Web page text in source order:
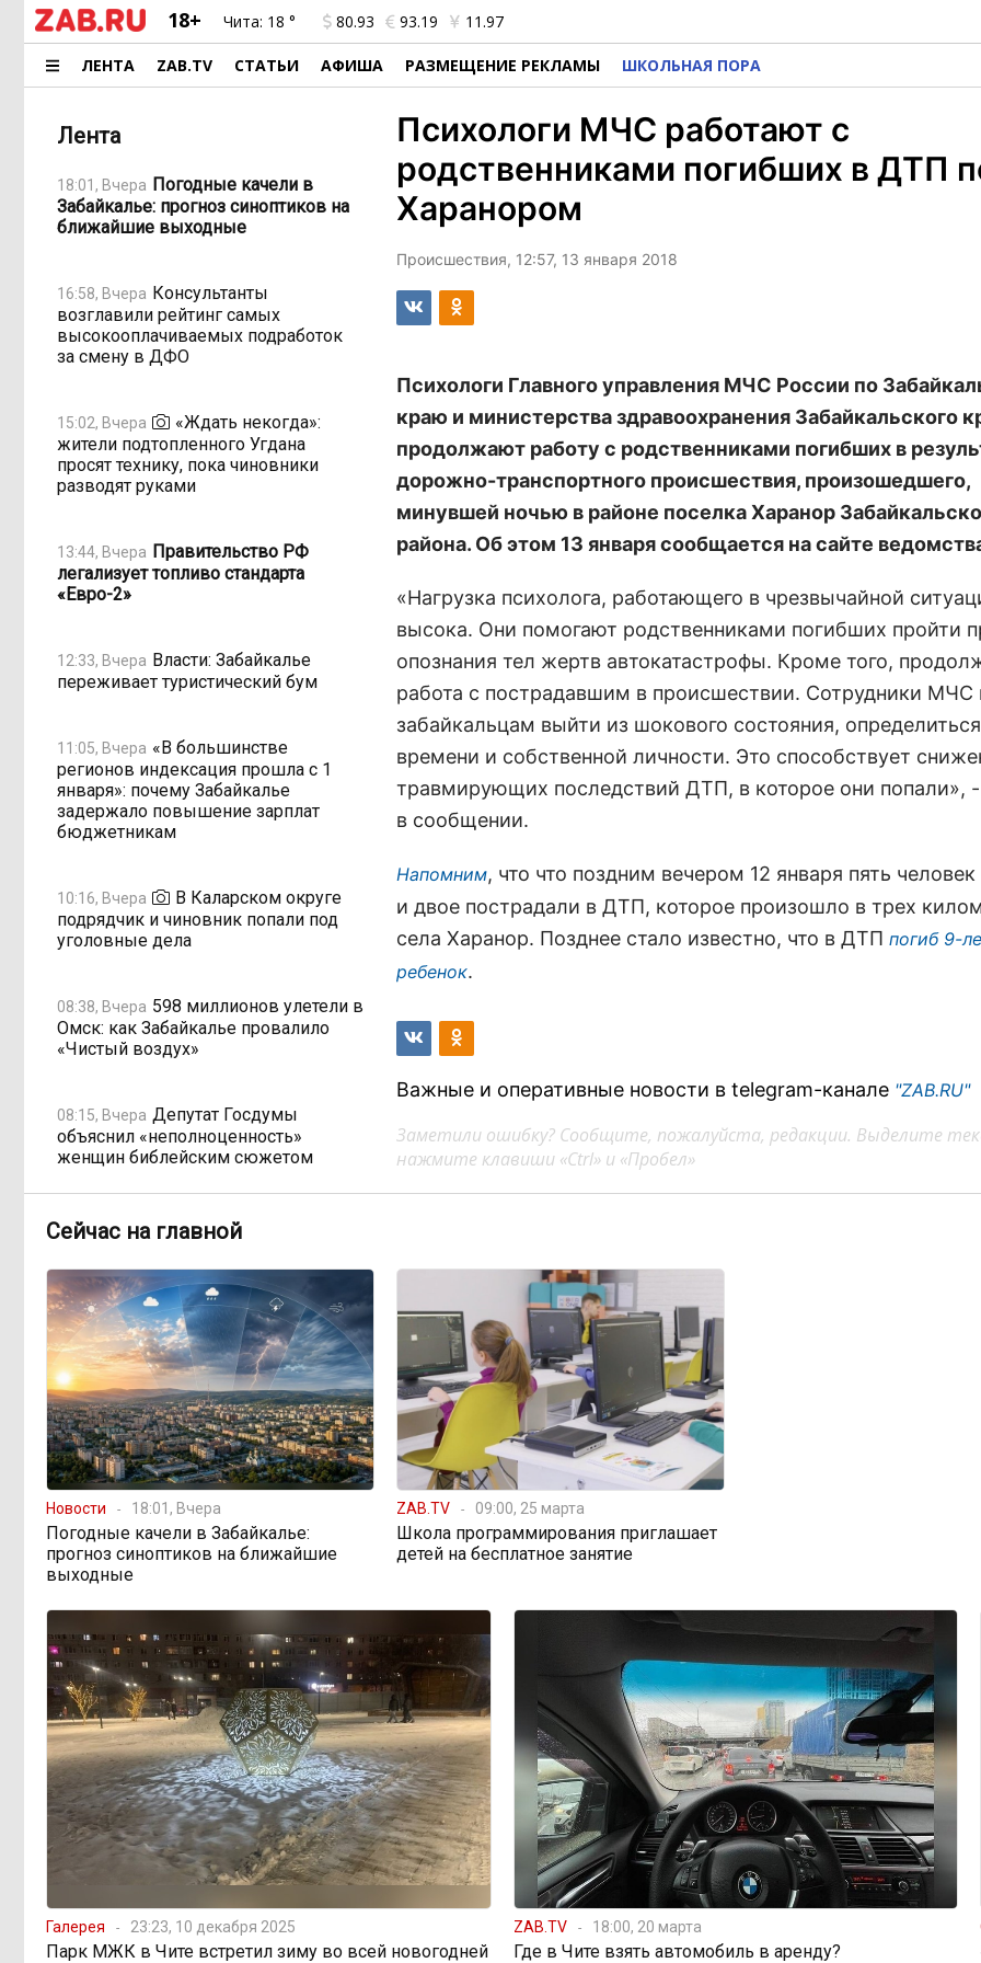
18+ Чита: 18 ° 80.93 93.19 11.97
ЛЕНТА ZAB.TV СТАТЬИ АФИША РАЗМЕЩЕНИЕ РЕКЛАМЫ ШКОЛЬНАЯ ПОРА
Лента
18:01, Вчера Погодные качели в
Забайкалье: прогноз синоптиков на
ближайшие выходные
16:58, Вчера Консультанты
возглавили рейтинг самых
высокооплачиваемых подработок
за смену в ДФО
15:02, Вчера
«Ждать некогда»:
жители подтопленного Угдана
просят технику, пока чиновники
разводят руками
13:44, Вчера Правительство РФ
легализует топливо стандарта
«Евро-2»
12:33, Вчера Власти: Забайкалье
переживает туристический бум
11:05, Вчера «В большинстве
регионов индексация прошла с 1
января»: почему Забайкалье
задержало повышение зарплат
бюджетникам
10:16, Вчера
В Каларском округе
подрядчик и чиновник попали под
уголовные дела
08:38, Вчера 598 миллионов улетели в
Омск: как Забайкалье провалило
«Чистый воздух»
08:15, Вчера Депутат Госдумы
объяснил «неполноценность»
женщин библейским сюжетом
08:10, Вчера
Прокуратура начала
проверку из-за раскопок ТГК-14
19:02, 5 августа Когда ждать денег?
Забайкалье — в списке регионов,
где бюджетники могут остаться без
выплат
17:30, 5 августа «Их масштаб может
превысить весь наш опыт»: Осипов
предупреждает о климатической
угрозе на фоне пожаров в Европе
16:00, 5 августа
любимом озере забайкальцев
улучшили LTE-сеть
12:33, 5 августа Путин подписал закон,
вдвое расширяющий основания для
выдворения мигрантов
12:32, 5 августа Читинская
администрация хочет
отремонтировать кабинет за 6,8
миллиона: что скрывает смета?
11:47, 5 августа «Нефтемаркет»
отвечает: региональные власти
неточно изложили ситуацию с
Психологи МЧС работают с
родственниками погибших в ДТП
Харанором
Происшествия, 12:57, 13 января 2018
Психологи Главного управления МЧС России по
краю и министерства здравоохранения Забайкальского
продолжают работу с родственниками погибших в
дорожно-транспортного происшествия, произошедшего,
минувшей ночью в районе поселка Харанор
района. Об этом 13 января сообщается на сайте
«Нагрузка психолога, работающего в чрезвычайной
высока. Они помогают родственниками погибших пройти
опознания тел жертв автокатастрофы. Кроме того,
работа с пострадавшим в происшествии. Сотрудники МЧС
забайкальцам выйти из шокового состояния,
времени и собственной личности. Это способствует
травмирующих последствий ДТП, в которое они попали», -
в сообщении.
Напомним, что что поздним вечером 12 января пять
и двое пострадали в ДТП, которое произошло в трех
села Харанор. Позднее стало известно, что в ДТП погиб 9-
ребенок.
Важные и оперативные новости в telegram-канале "ZAB.RU"
Заметили ошибку? Сообщите, пожалуйста, редакции. Выделите
нажмите клавиши «Ctrl» и «Пробел»
Сейчас на главной
Новости 18:01, Вчера
Погодные качели в Забайкалье:
прогноз синоптиков на ближайшие
выходные
ZAB.TV 09:00, 25 марта
Школа программирования приглашает
детей на бесплатное занятие
Галерея 23:23, 10 декабря 2025
Парк МЖК в Чите встретил зиму во всей новогодней
ZAB.TV 18:00, 20 марта
Где в Чите взять автомобиль в аренду?